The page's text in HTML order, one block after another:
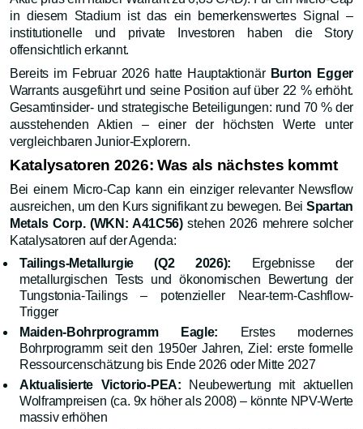
in diesem Stadium ist das ein bemerkenswertes Signal –
institutionelle und private Investoren haben die Story
offensichtlich erkannt.
Bereits im Februar 2026 hatte Hauptaktionär Burton Egger
Warrants ausgeführt und seine Position auf über 22 % erhöht.
Gesamtinsider- und strategische Beteiligungen: rund 70 % der
ausstehenden Aktien – einer der höchsten Werte unter
vergleichbaren Junior-Explorern.
Katalysatoren 2026: Was als nächstes kommt
Bei einem Micro-Cap kann ein einziger relevanter Newsflow
ausreichen, um den Kurs signifikant zu bewegen. BeiSpartan
Metals Corp. (WKN: A41C56)stehen 2026 mehrere solcher
Katalysatoren auf der Agenda:
Tailings-Metallurgie (Q2 2026): Ergebnisse der
metallurgischen Tests und ökonomischen Bewertung der
Tungstonia-Tailings – potenzieller Near-term-Cashflow-
Trigger
Maiden-Bohrprogramm Eagle: Erstes modernes
Bohrprogramm seit den 1950er Jahren, Ziel: erste formelle
Ressourcenschätzung bis Ende 2026 oder Mitte 2027
Aktualisierte Victorio-PEA: Neubewertung mit aktuellen
Wolframpreisen (ca. 9x höher als 2008) – könnte NPV-Werte
massiv erhöhen